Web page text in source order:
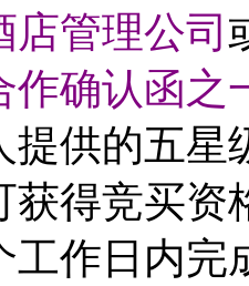
管理公司
作确认函之
提供的五星
获得竞买
工作日内